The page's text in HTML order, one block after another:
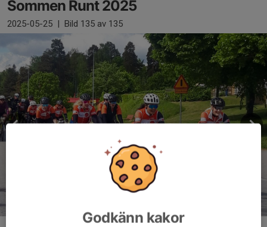
Sommen Runt 2025
2025-05-25 | Bild 135 av 135
Godkänn kakor